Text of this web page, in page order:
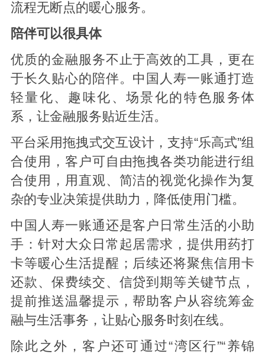
流程无断点的暖心服务。
陪伴可以很具体
优质的金融服务不止于高效的工具，更在
于长久贴心的陪伴。中国人寿一账通打造
轻量化、趣味化、场景化的特色服务体
系，让金融服务贴近生活。
平台采用拖拽式交互设计，支持“乐高式”组
合使用，客户可自由拖拽各类功能进行组
合使用，用直观、简洁的视觉化操作为复
杂的专业决策提供助力，降低使用门槛。
中国人寿一账通还是客户日常生活的小助
手：针对大众日常起居需求，提供用药打
卡等暖心生活提醒；后续还将聚焦信用卡
还款、保费续交、信贷到期等关键节点，
提前推送温馨提示，帮助客户从容统筹金
融与生活事务，让贴心服务时刻在线。
除此之外，客户还可通过“湾区行”“养锦